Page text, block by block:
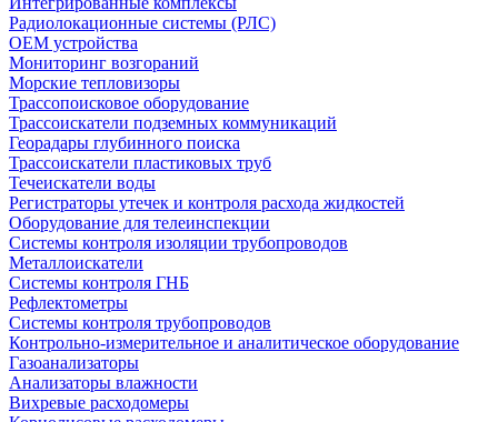
Радиолокационные системы (РЛС)
OEM устройства
Мониторинг возгораний
Морские тепловизоры
Трассопоисковое оборудование
Трассоискатели подземных коммуникаций
Георадары глубинного поиска
Трассоискатели пластиковых труб
Течеискатели воды
Регистраторы утечек и контроля расхода жидкостей
Оборудование для телеинспекции
Cистемы контроля изоляции трубопроводов
Металлоискатели
Системы контроля ГНБ
Рефлектометры
Системы контроля трубопроводов
Контрольно-измерительное и аналитическое оборудование
Газоанализаторы
Анализаторы влажности
Вихревые расходомеры